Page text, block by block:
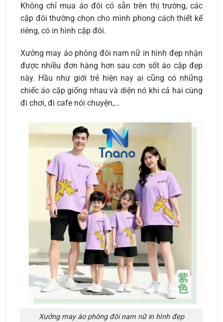
Không chỉ mua áo đôi có sẵn trên thị trường, các
cặp đôi thường chọn cho mình phong cách thiết kế
riêng, có in hình cặp đôi.
Xưởng may áo phông đôi nam nữ in hình đẹp nhận
được nhiều đơn hàng hơn sau cơn sốt áo cặp đẹp
này. Hầu như giới trẻ hiện nay ai cũng có những
chiếc áo cặp giống nhau và diện nó khi cả hai cùng
đi chơi, đi cafe nói chuyện,…
Xưởng may áo phông đôi nam nữ in hình đẹp